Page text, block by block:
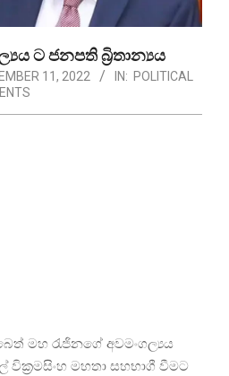
ට ජනපති බ්‍රිතාන්‍යය
11, 2022 IN: POLITICAL
මහ රැජිනගේ අවමංගල්‍යය
මහතා සහභාගී වීමට